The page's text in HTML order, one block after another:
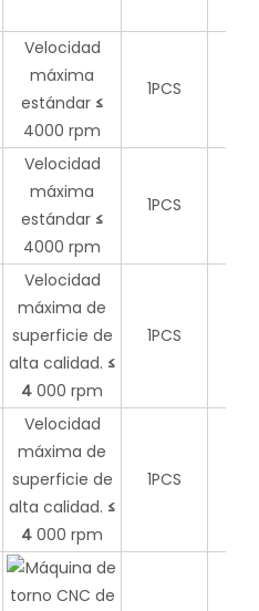
Velocidad
máxima
estándar ≤
4000 rpm
1PCS
Velocidad
máxima
estándar ≤
4000 rpm
1PCS
Velocidad
máxima de
superficie de
alta calidad. ≤
4 000 rpm
1PCS
Velocidad
máxima de
superficie de
alta calidad. ≤
4 000 rpm
1PCS